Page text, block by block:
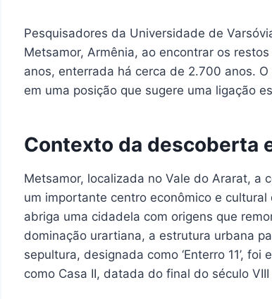
Pesquisadores da Universidade de
Metsamor, Armênia, ao encontrar os
anos, enterrada há cerca de 2.700 anos.
em uma posição que sugere uma ligação
Contexto da descoberta
Metsamor, localizada no Vale do Ararat, a
um importante centro econômico e
abriga uma cidadela com origens que
dominação urartiana, a estrutura urbana
sepultura, designada como ‘Enterro 11’,
como Casa II, datada do final do século